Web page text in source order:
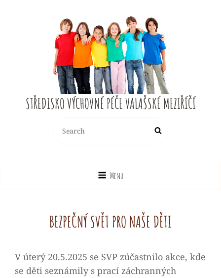
STŘEDISKO VÝCHOVNÉ PÉČE VALAŠSKÉ MEZIŘÍČÍ
for:
Menu
BEZPEČNÝ SVĚT PRO NAŠE DĚTI
Malinová
V úterý 20.5.2025 se SVP zúčastnilo akce, kde
se děti seznámily s prací záchranných